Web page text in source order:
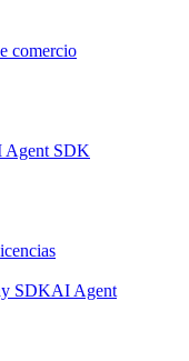
comercio
Agent SDK
SDKAI Agent